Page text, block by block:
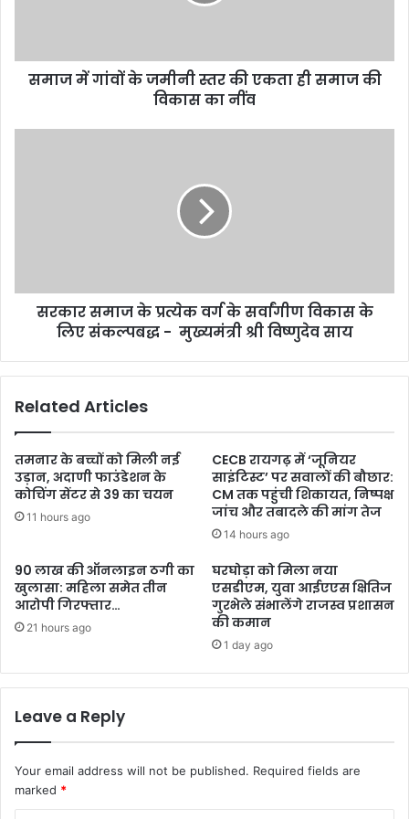
समाज में गांवों के जमीनी स्तर की एकता ही समाज की
विकास का नींव
सरकार समाज के प्रत्येक वर्ग के सर्वांगीण विकास के
लिए संकल्पबद्ध - मुख्यमंत्री श्री विष्णुदेव साय
Related Articles
तमनार के बच्चों को मिली नई
उड़ान, अदाणी फाउंडेशन के
कोचिंग सेंटर से 39 का चयन
11 hours ago
CECB रायगढ़ में ‘जूनियर
साइंटिस्ट’ पर सवालों की बौछार:
CM तक पहुंची शिकायत, निष्पक्ष
जांच और तबादले की मांग तेज
14 hours ago
90 लाख की ऑनलाइन ठगी का
खुलासा: महिला समेत तीन
आरोपी गिरफ्तार…
21 hours ago
घरघोड़ा को मिला नया
एसडीएम, युवा आईएएस क्षितिज
गुरभेले संभालेंगे राजस्व प्रशासन
की कमान
1 day ago
Leave a Reply
Your email address will not be published. Required fields are
marked *